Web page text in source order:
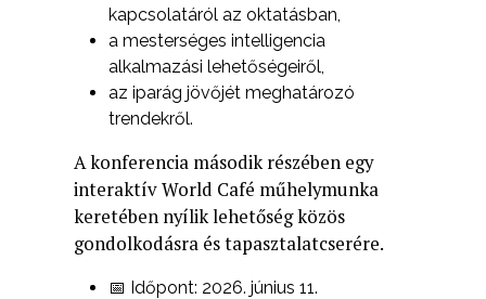
kapcsolatáról az oktatásban,
a mesterséges intelligencia
alkalmazási lehetőségeiről,
az iparág jövőjét meghatározó
trendekről.
A konferencia második részében egy
interaktív World Café műhelymunka
keretében nyílik lehetőség közös
gondolkodásra és tapasztalatcserére.
📅 Időpont: 2026. június 11.